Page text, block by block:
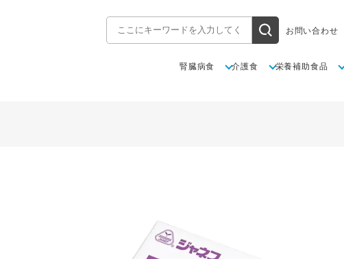
お問い合わせ
腎臓病食 介護食 栄養補助食品